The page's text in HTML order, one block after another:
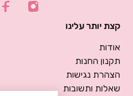
קצת יותר עלינו
אודות
תקנון החנות
הצהרת נגישות
שאלות ותשובות